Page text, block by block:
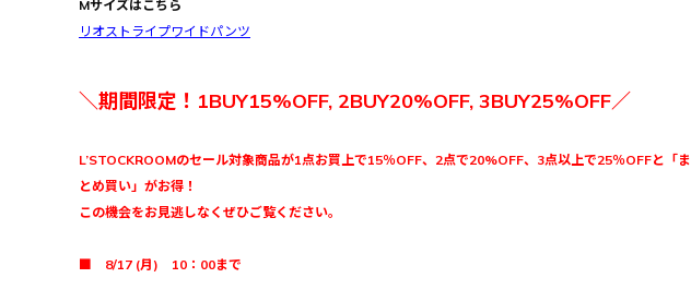
Mサイズはこちら
リオストライプワイドパンツ
＼期間限定！1BUY15%OFF, 2BUY20%OFF, 3BUY25%OFF／
L’STOCKROOMのセール対象商品が1点お買上で15％OFF、2点で20%OFF、3点以上で25％OFFと「ま
とめ買い」がお得！
この機会をお見逃しなくぜひご覧ください。
■ 8/17 (月) 10：00まで